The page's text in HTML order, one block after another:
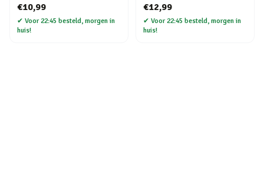
€10,99
✔ Voor 22:45 besteld, morgen in
huis!
€12,99
✔ Voor 22:45 besteld, morgen in
huis!